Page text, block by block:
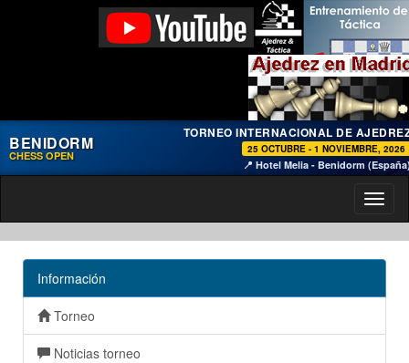
BENIDORM
CHESS OPEN
TORNEO INTERNACIONAL DE
25 OCTUBRE - 1 NOVIEMBRE, 2026
📍 Hotel Melia - Benidorm
Información
Torneo
Noticias torneo